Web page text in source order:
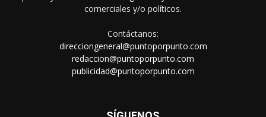
comerciales y/o políticos.
Contáctanos:
direcciongeneral@puntoporpunto.com
redaccion@puntoporpunto.com
publicidad@puntoporpunto.com